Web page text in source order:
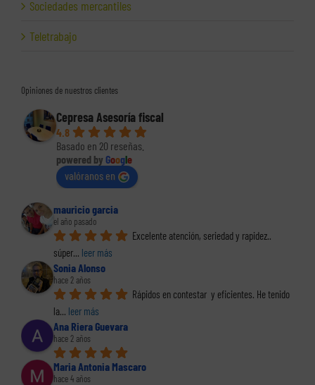
Sociedades mercantiles
Teletrabajo
Opiniones de nuestros clientes
Cepresa Asesoría fiscal
4.8
Basado en 20 reseñas.
powered by Google
valóranos en
mauricio garcia
el año pasado
Excelente atención, seriedad y rapidez..
súper... leer más
Sonia Alonso
hace 2 años
Rápidos en contestar  y eficientes. He tenido
la... leer más
Ana Riera Guevara
hace 2 años
Maria Antonia Mascaro
hace 4 años